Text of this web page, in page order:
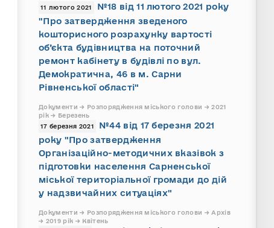
11 лютого 2021
№18 від 11 лютого 2021 року
"Про затвердження зведеного
кошторисного розрахунку вартості
об’єкта будівництва на поточний
ремонт кабінету в будівлі по вул.
Демократична, 46 в м. Сарни
Рівненської області"
Документи → Розпорядження міського голови → 2021
рік → Березень
17 березня 2021
№44 від 17 березня 2021
року "Про затвердження
Організаційно-методичних вказівок з
підготовки населення Сарненської
міської територіальної громади до дій
у надзвичайних ситуаціях"
Документи → Розпорядження міського голови → Архів
→ 2019 рік → Квітень